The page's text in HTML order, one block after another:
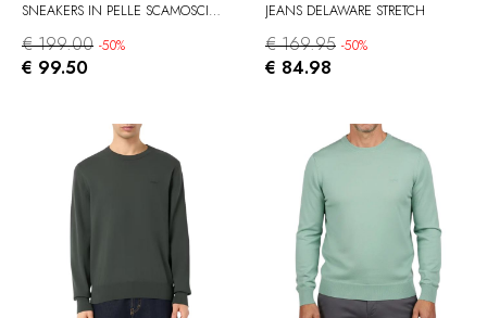
SNEAKERS IN PELLE SCAMOSCIATA
€ 199.00 -50%
€ 99.50
JEANS DELAWARE STRETCH
€ 169.95 -50%
€ 84.98